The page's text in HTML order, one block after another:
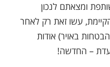
ומצאתם לנכון
עשו זאת רק לאחר
באויר) אודות
– החדשה!